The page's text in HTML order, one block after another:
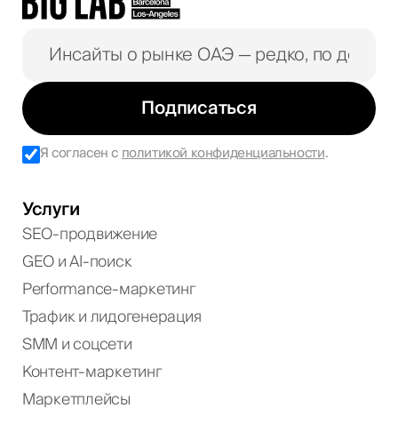
Подписаться
Я согласен сполитикой конфиденциальности.
Услуги
SEO-продвижение
GEO и AI-поиск
Performance-маркетинг
Трафик и лидогенерация
SMM и соцсети
Контент-маркетинг
Маркетплейсы